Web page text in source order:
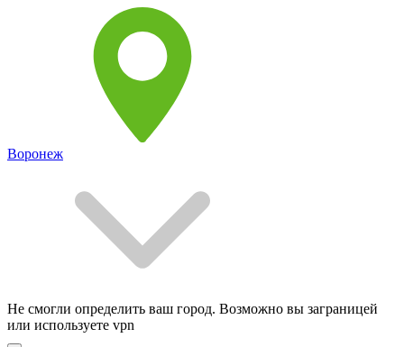
Воронеж
Не смогли определить ваш город. Возможно вы заграницей
или используете vpn